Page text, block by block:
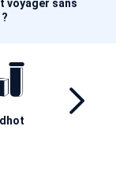
voyager sans